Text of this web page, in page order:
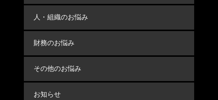
人・組織のお悩み
財務のお悩み
その他のお悩み
お知らせ